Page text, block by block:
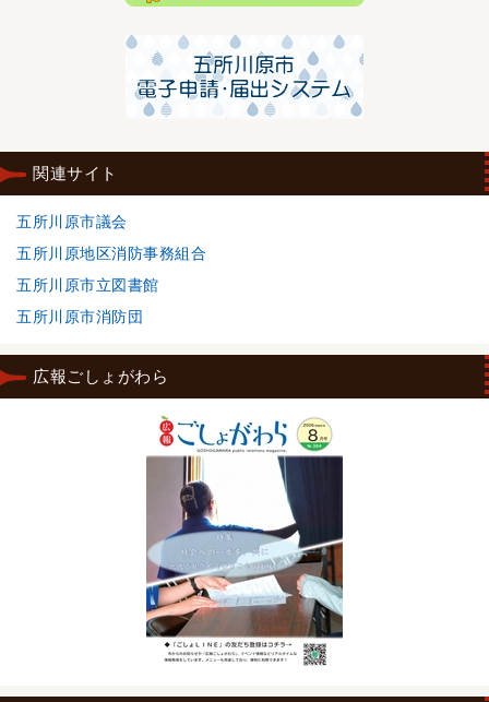
関連サイト
五所川原市議会
五所川原地区消防事務組合
五所川原市立図書館
五所川原市消防団
広報ごしょがわら